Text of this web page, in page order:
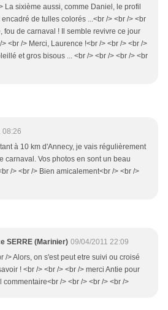
La sixième aussi, comme Daniel, le profil
de tulles colorés ...<br /> <br /> <br
fou de carnaval ! Il semble revivre ce jour
<br /> Merci, Laurence !<br /> <br /> <br />
et gros bisous ... <br /> <br /> <br /> <br
08:26
à 10 km d'Annecy, je vais régulièrement
carnaval. Vos photos en sont un beau
/> <br /> Bien amicalement<br /> <br />
SERRE (Marinier) 09/04/2011 22:09
/> Alors, on s'est peut etre suivi ou croisé
! <br /> <br /> <br /> merci Antie pour
/> <br /> <br /> <br />